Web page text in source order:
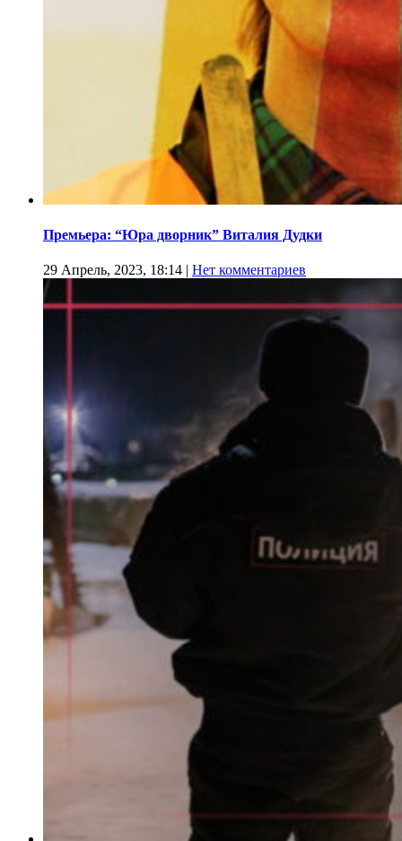
Премьера: “Юра дворник” Виталия Дудки
29 Апрель, 2023, 18:14 | Нет комментариев